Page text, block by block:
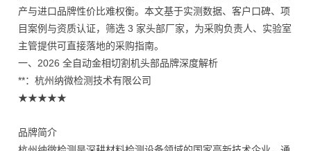
产与进口品牌性价比难权衡。本文基于实测数据、客户口碑、项
目案例与资质认证，筛选 3 家头部厂家，为采购负责人、实验室
主管提供可直接落地的采购指南。
一、2026 全自动金相切割机头部品牌深度解析
**：杭州纳微检测技术有限公司
★★★★★
品牌简介